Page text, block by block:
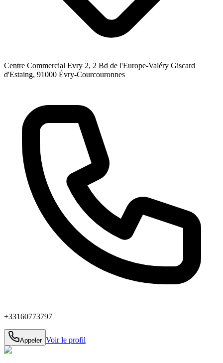
Centre Commercial Evry 2, 2 Bd de l'Europe-Valéry Giscard
d'Estaing, 91000 Évry-Courcouronnes
+33160773797
Appeler Voir le profil